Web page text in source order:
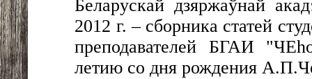
Беларускай дзяржаўнай
2012 г. – сборника статей
преподавателей БГАИ "ЧЕ
летию со дня рождения